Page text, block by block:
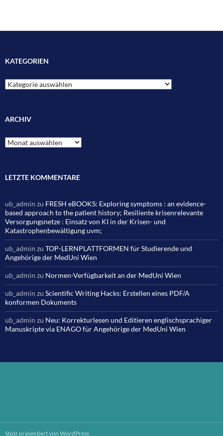
KATEGORIEN
Kategorien
ARCHIV
Archiv
LETZTE KOMMENTARE
ub_admin zu FRESH eBOOKS: Exploring symptoms : an evidence-
based approach to the patient history; Resiliente krisenrelevante
Versorgungsnetze : Einsatz von KI in der Krisen- und
Katastrophenbewältigung uvm;
ub_admin zu TOP-LERNPLATTFORMEN für Studierende und
Angehörige der MedUni Wien
ub_admin zu Normen-Verfügbarkeit an der MedUni Wien
ub_admin zu Scientific Writing Hacks: Erstellen eines PDF/A
konformen Dokuments
ub_admin zu Neu: Korrekturlesen und Editieren englischsprachiger
Manuskripte via ENAGO für Angehörige der MedUni Wien
Stolz präsentiert von WordPress